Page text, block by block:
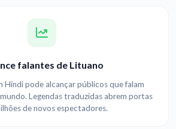
falantes de Lituano
Híndi pode alcançar públicos que falam
Legendas traduzidas abrem portas
de novos espectadores.